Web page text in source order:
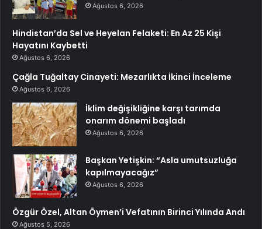
Ağustos 6, 2026
Hindistan’da Sel ve Heyelan Felaketi: En Az 25 Kişi
Hayatını Kaybetti
Ağustos 6, 2026
Çağla Tuğaltay Cinayeti: Mezarlıkta İkinci İnceleme
Ağustos 6, 2026
İklim değişikliğine karşı tarımda
onarım dönemi başladı
Ağustos 6, 2026
Başkan Yetişkin: “Asla umutsuzluğa
kapılmayacağız”
Ağustos 6, 2026
Özgür Özel, Altan Öymen’i Vefatının Birinci Yılında Andı
Ağustos 5, 2026